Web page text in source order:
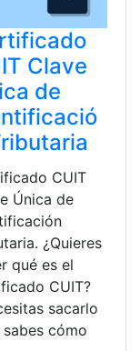
Clave
de
CUIT
Única de
¿Quieres
qué es el
CUIT?
sacarlo
cómo